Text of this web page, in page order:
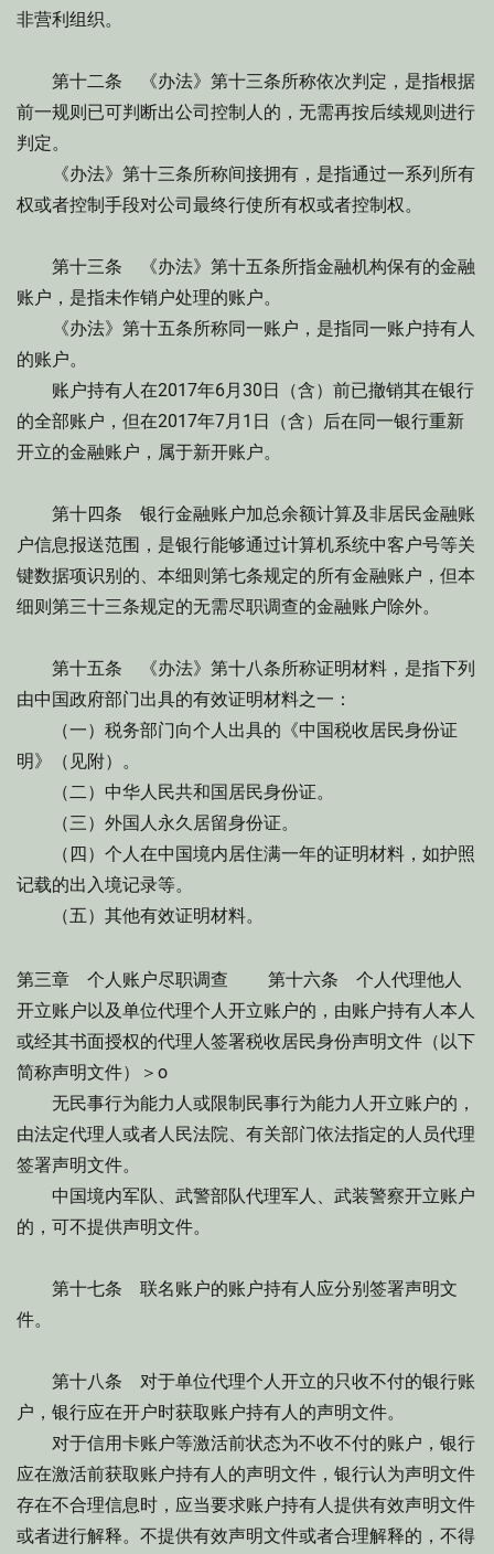
非营利组织。
第十二条 《办法》第十三条所称依次判定，是指根据
前一规则已可判断出公司控制人的，无需再按后续规则进行
判定。
《办法》第十三条所称间接拥有，是指通过一系列所有
权或者控制手段对公司最终行使所有权或者控制权。
第十三条 《办法》第十五条所指金融机构保有的金融
账户，是指未作销户处理的账户。
《办法》第十五条所称同一账户，是指同一账户持有人
的账户。
账户持有人在2017年6月30日（含）前已撤销其在银行
的全部账户，但在2017年7月1日（含）后在同一银行重新
开立的金融账户，属于新开账户。
第十四条 银行金融账户加总余额计算及非居民金融账
户信息报送范围，是银行能够通过计算机系统中客户号等关
键数据项识别的、本细则第七条规定的所有金融账户，但本
细则第三十三条规定的无需尽职调查的金融账户除外。
第十五条 《办法》第十八条所称证明材料，是指下列
由中国政府部门出具的有效证明材料之一：
（一）税务部门向个人出具的《中国税收居民身份证
明》（见附）。
（二）中华人民共和国居民身份证。
（三）外国人永久居留身份证。
（四）个人在中国境内居住满一年的证明材料，如护照
记载的出入境记录等。
（五）其他有效证明材料。
第三章 个人账户尽职调查 第十六条 个人代理他人
开立账户以及单位代理个人开立账户的，由账户持有人本人
或经其书面授权的代理人签署税收居民身份声明文件（以下
简称声明文件）＞o
无民事行为能力人或限制民事行为能力人开立账户的，
由法定代理人或者人民法院、有关部门依法指定的人员代理
签署声明文件。
中国境内军队、武警部队代理军人、武装警察开立账户
的，可不提供声明文件。
第十七条 联名账户的账户持有人应分别签署声明文
件。
第十八条 对于单位代理个人开立的只收不付的银行账
户，银行应在开户时获取账户持有人的声明文件。
对于信用卡账户等激活前状态为不收不付的账户，银行
应在激活前获取账户持有人的声明文件，银行认为声明文件
存在不合理信息时，应当要求账户持有人提供有效声明文件
或者进行解释。不提供有效声明文件或者合理解释的，不得